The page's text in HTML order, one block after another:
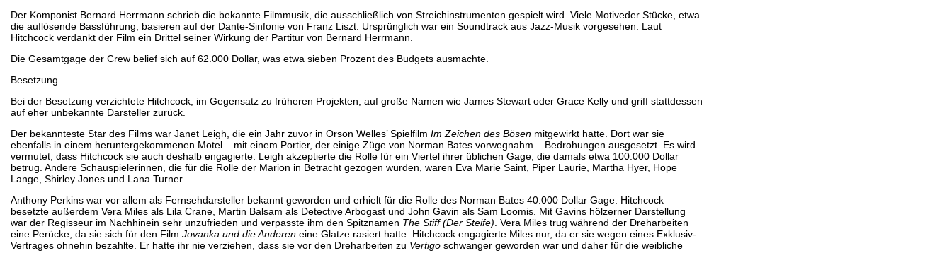
Der Komponist Bernard Herrmann schrieb die bekannte Filmmusik, die ausschließlich von Streichinstrumenten gespielt wird. Viele Motiveder Stücke, etwa
die auflösende Bassführung, basieren auf der Dante-Sinfonie von Franz Liszt. Ursprünglich war ein Soundtrack aus Jazz-Musik vorgesehen. Laut
Hitchcock verdankt der Film ein Drittel seiner Wirkung der Partitur von Bernard Herrmann.
Die Gesamtgage der Crew belief sich auf 62.000 Dollar, was etwa sieben Prozent des Budgets ausmachte.
Besetzung
Bei der Besetzung verzichtete Hitchcock, im Gegensatz zu früheren Projekten, auf große Namen wie James Stewart oder Grace Kelly und griff stattdessen
auf eher unbekannte Darsteller zurück.
Der bekannteste Star des Films war Janet Leigh, die ein Jahr zuvor in Orson Welles’ Spielfilm Im Zeichen des Bösen mitgewirkt hatte. Dort war sie
ebenfalls in einem heruntergekommenen Motel – mit einem Portier, der einige Züge von Norman Bates vorwegnahm – Bedrohungen ausgesetzt. Es wird
vermutet, dass Hitchcock sie auch deshalb engagierte. Leigh akzeptierte die Rolle für ein Viertel ihrer üblichen Gage, die damals etwa 100.000 Dollar
betrug. Andere Schauspielerinnen, die für die Rolle der Marion in Betracht gezogen wurden, waren Eva Marie Saint, Piper Laurie, Martha Hyer, Hope
Lange, Shirley Jones und Lana Turner.
Anthony Perkins war vor allem als Fernsehdarsteller bekannt geworden und erhielt für die Rolle des Norman Bates 40.000 Dollar Gage. Hitchcock
besetzte außerdem Vera Miles als Lila Crane, Martin Balsam als Detective Arbogast und John Gavin als Sam Loomis. Mit Gavins hölzerner Darstellung
war der Regisseur im Nachhinein sehr unzufrieden und verpasste ihm den Spitznamen The Stiff (Der Steife) . Vera Miles trug während der Dreharbeiten
eine Perücke, da sie sich für den Film Jovanka und die Anderen eine Glatze rasiert hatte. Hitchcock engagierte Miles nur, da er sie wegen eines Exklusiv-
Vertrages ohnehin bezahlte. Er hatte ihr nie verziehen, dass sie vor den Dreharbeiten zu Vertigo schwanger geworden war und daher für die weibliche